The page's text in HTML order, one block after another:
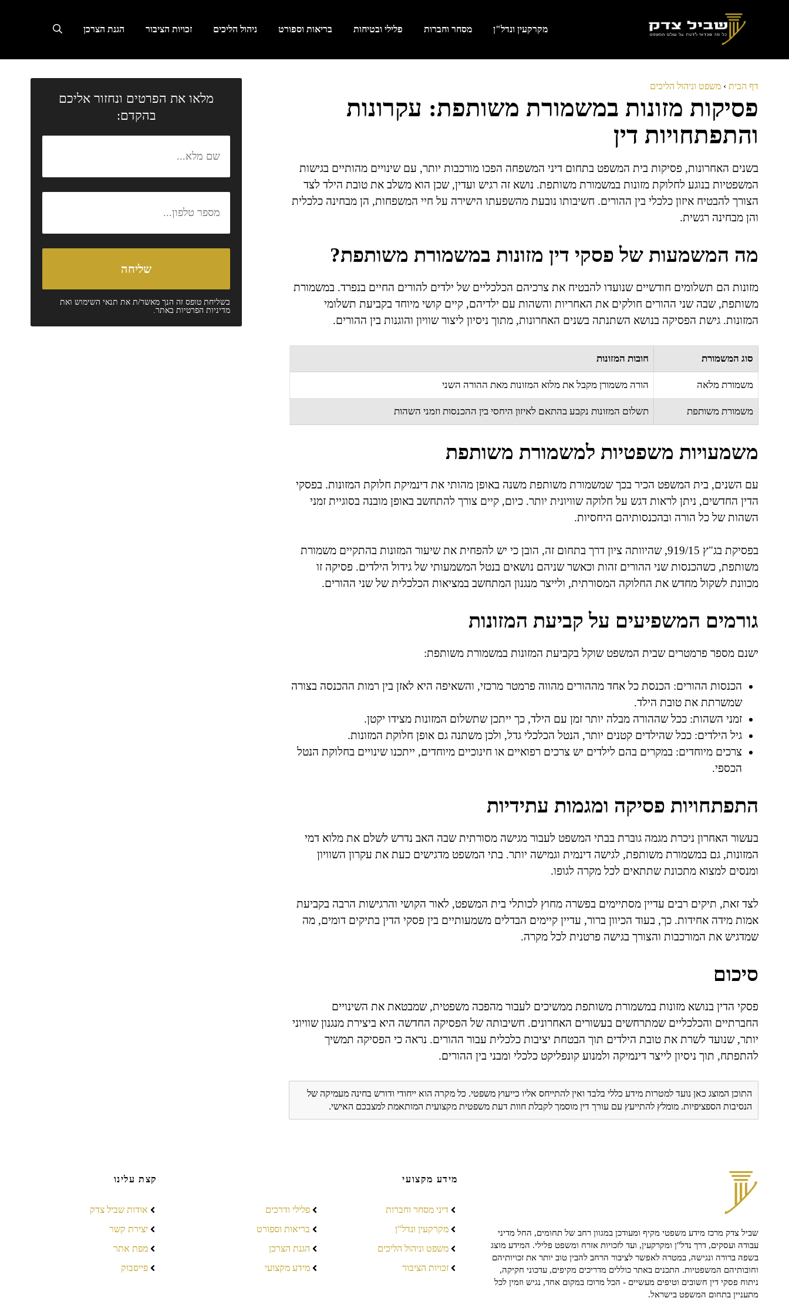
מקרקעין ונדל"ן מסחר וחברות פלילי ובטיחות בריאות וספורט ניהול הליכים זכויות הציבור הגנת הצרכן
דף הבית › משפט וניהול הליכים
פסיקות מזונות במשמורת משותפת: עקרונות
והתפתחויות דין
בשנים האחרונות, פסיקות בית המשפט בתחום דיני המשפחה הפכו מורכבות יותר, עם שינויים מהותיים בגישות
המשפטיות בנוגע לחלוקת מזונות במשמורת משותפת. נושא זה רגיש ועדין, שכן הוא משלב את טובת הילד לצד
הצורך להבטיח איזון כלכלי בין ההורים. חשיבותו נובעת מהשפעתו הישירה על חיי המשפחות, הן מבחינה כלכלית
והן מבחינה רגשית.
מה המשמעות של פסקי דין מזונות במשמורת משותפת?
מזונות הם תשלומים חודשיים שנועדו להבטיח את צרכיהם הכלכליים של ילדים להורים החיים בנפרד. במשמורת
משותפת, שבה שני ההורים חולקים את האחריות והשהות עם ילדיהם, קיים קושי מיוחד בקביעת תשלומי
המזונות. גישת הפסיקה בנושא השתנתה בשנים האחרונות, מתוך ניסיון ליצור שוויון והוגנות בין ההורים.
סוג המשמורת חובות המזונות
משמורת מלאה הורה משמורן מקבל את מלוא המזונות מאת ההורה השני
משמורת משותפת תשלום המזונות נקבע בהתאם לאיזון היחסי בין ההכנסות וזמני השהות
משמעויות משפטיות למשמורת משותפת
עם השנים, בית המשפט הכיר בכך שמשמורת משותפת משנה באופן מהותי את דינמיקת חלוקת המזונות. בפסקי
הדין החדשים, ניתן לראות דגש על חלוקה שוויונית יותר. כיום, קיים צורך להתחשב באופן מובנה בסוגיית זמני
השהות של כל הורה ובהכנסותיהם היחסיות.
בפסיקת בג"ץ 919/15, שהיוותה ציון דרך בתחום זה, הובן כי יש להפחית את שיעור המזונות בהתקיים משמורת
משותפת, כשהכנסות שני ההורים זהות וכאשר שניהם נושאים בנטל המשמעותי של גידול הילדים. פסיקה זו
מכוונת לשקול מחדש את החלוקה המסורתית, ולייצר מנגנון המתחשב במציאות הכלכלית של שני ההורים.
גורמים המשפיעים על קביעת המזונות
ישנם מספר פרמטרים שבית המשפט שוקל בקביעת המזונות במשמורת משותפת:
הכנסות ההורים: הכנסת כל אחד מההורים מהווה פרמטר מרכזי, והשאיפה היא לאזן בין רמות ההכנסה בצורה
שמשרתת את טובת הילד.
זמני השהות: ככל שההורה מבלה יותר זמן עם הילד, כך ייתכן שתשלום המזונות מצידו יקטן.
גיל הילדים: ככל שהילדים קטנים יותר, הנטל הכלכלי גדל, ולכן משתנה גם אופן חלוקת המזונות.
צרכים מיוחדים: במקרים בהם לילדים יש צרכים רפואיים או חינוכיים מיוחדים, ייתכנו שינויים בחלוקת הנטל
הכספי.
התפתחויות פסיקה ומגמות עתידיות
בעשור האחרון ניכרת מגמה גוברת בבתי המשפט לעבור מגישה מסורתית שבה האב נדרש לשלם את מלוא דמי
המזונות, גם במשמורת משותפת, לגישה דינמית וגמישה יותר. בתי המשפט מדגישים כעת את עקרון השוויון
ומנסים למצוא מתכונת שתתאים לכל מקרה לגופו.
לצד זאת, תיקים רבים עדיין מסתיימים בפשרה מחוץ לכותלי בית המשפט, לאור הקושי והרגישות הרבה בקביעת
אמות מידה אחידות. כך, בעוד הכיוון ברור, עדיין קיימים הבדלים משמעותיים בין פסקי הדין בתיקים דומים, מה
שמדגיש את המורכבות והצורך בגישה פרטנית לכל מקרה.
סיכום
פסקי הדין בנושא מזונות במשמורת משותפת ממשיכים לעבור מהפכה משפטית, שמבטאת את השינויים
החברתיים והכלכליים שמתרחשים בעשורים האחרונים. חשיבותה של הפסיקה החדשה היא ביצירת מנגנון שוויוני
יותר, שנועד לשרת את טובת הילדים תוך הבטחת יציבות כלכלית עבור ההורים. נראה כי הפסיקה תמשיך
להתפתח, תוך ניסיון לייצר דינמיקה ולמנוע קונפליקט כלכלי ומבני בין ההורים.
התוכן המוצג כאן נועד למטרות מידע כללי בלבד ואין להתייחס אליו כייעוץ משפטי. כל מקרה הוא ייחודי ודורש בחינה מעמיקה של
הנסיבות הספציפיות. מומלץ להתייעץ עם עורך דין מוסמך לקבלת חוות דעת משפטית מקצועית המותאמת למצבכם האישי.
מלאו את הפרטים ונחזור אליכם
בהקדם:
בשליחת טופס זה הנך מאשר/ת את תנאי השימושואת
מדיניות הפרטיותבאתר.
שביל צדק מרכז מידע משפטי מקיף ומעודכן במגוון רחב של תחומים, החל מדיני
עבודה ועסקים, דרך נדל"ן ומקרקעין, ועד לזכויות אזרח ומשפט פלילי. המידע מוצג
בשפה ברורה ונגישה, במטרה לאפשר לציבור הרחב להבין טוב יותר את זכויותיהם
וחובותיהם המשפטיות. התכנים באתר כוללים מדריכים מקיפים, עדכוני חקיקה,
ניתוח פסקי דין חשובים וטיפים מעשיים - הכל מרוכז במקום אחד, נגיש וזמין לכל
מתעניין בתחום המשפט בישראל.
מידע מקצועי
דיני מסחר וחברות
מקרקעין ונדל"ן
משפט וניהול הליכים
זכויות הציבור
פלילי ודרכים
בריאות וספורט
הגנת הצרכן
מידע מקצועי
קצת עלינו
אודות שביל צדק
יצירת קשר
מפת אתר
פייסבוק